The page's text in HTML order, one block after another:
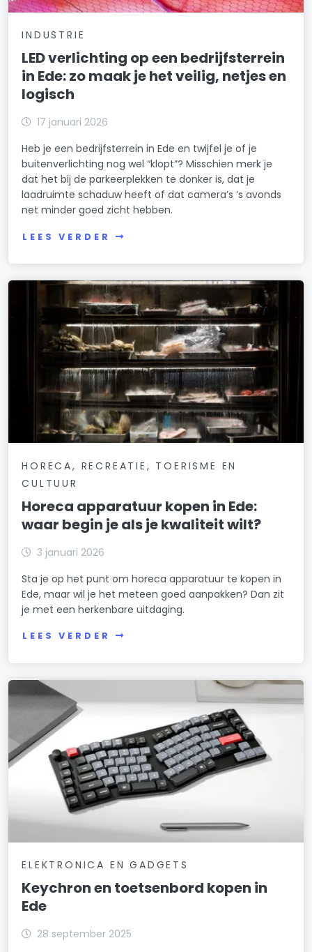
INDUSTRIE
LED verlichting op een bedrijfsterrein
in Ede: zo maak je het veilig, netjes en
logisch
17 januari 2026
Heb je een bedrijfsterrein in Ede en twijfel je of je
buitenverlichting nog wel “klopt”? Misschien merk je
dat het bij de parkeerplekken te donker is, dat je
laadruimte schaduw heeft of dat camera’s ’s avonds
net minder goed zicht hebben.
LEES VERDER
HORECA, RECREATIE, TOERISME EN
CULTUUR
Horeca apparatuur kopen in Ede:
waar begin je als je kwaliteit wilt?
3 januari 2026
Sta je op het punt om horeca apparatuur te kopen in
Ede, maar wil je het meteen goed aanpakken? Dan zit
je met een herkenbare uitdaging.
LEES VERDER
ELEKTRONICA EN GADGETS
Keychron en toetsenbord kopen in
Ede
28 september 2025